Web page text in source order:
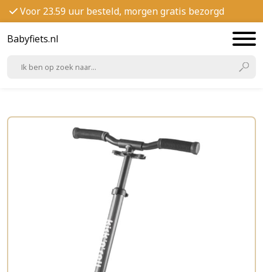
Voor 23.59 uur besteld, morgen gratis bezorgd
Babyfiets.nl